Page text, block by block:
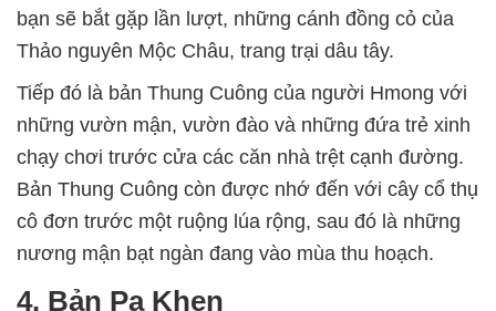
bạn sẽ bắt gặp lần lượt, những cánh đồng cỏ của
Thảo nguyên Mộc Châu, trang trại dâu tây.
Tiếp đó là bản Thung Cuông của người Hmong với
những vườn mận, vườn đào và những đứa trẻ xinh
chạy chơi trước cửa các căn nhà trệt cạnh đường.
Bản Thung Cuông còn được nhớ đến với cây cổ thụ
cô đơn trước một ruộng lúa rộng, sau đó là những
nương mận bạt ngàn đang vào mùa thu hoạch.
4. Bản Pa Khen